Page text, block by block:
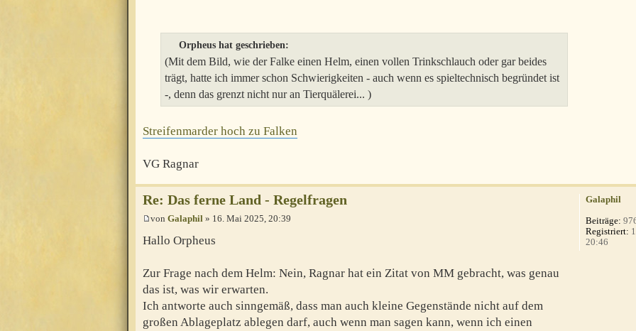
Orpheus hat geschrieben:
(Mit dem Bild, wie der Falke einen Helm, einen vollen Trinkschlauch oder gar beides
trägt, hatte ich immer schon Schwierigkeiten - auch wenn es spieltechnisch begründet ist
-, denn das grenzt nicht nur an Tierquälerei... )
Streifenmarder hoch zu Falken
VG Ragnar
Re: Das ferne Land - Regelfragen
von Galaphil » 16. Mai 2025, 20:39
Hallo Orpheus
Zur Frage nach dem Helm: Nein, Ragnar hat ein Zitat von MM gebracht, was genau
das ist, was wir erwarten.
Ich antworte auch sinngemäß, dass man auch kleine Gegenstände nicht auf dem
großen Ablageplatz ablegen darf, auch wenn man sagen kann, wenn ich einen
Galaphil
Beiträge:
Registriert:
20:46